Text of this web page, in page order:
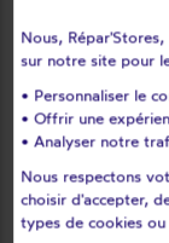
Maillezais
Marsais-
Menomblet
Mesnard-la-
Montaigu
Nous,
sur notre site pour
• Personnaliser le
• Offrir une
• Analyser notre
Nous respectons
choisir d'accepter,
types de cookies